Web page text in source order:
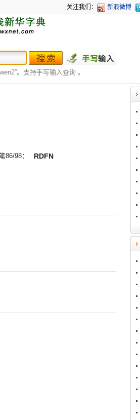
关注我们： 新浪微博
wen2”。支持手写输入查询 。
86/98： RDFN